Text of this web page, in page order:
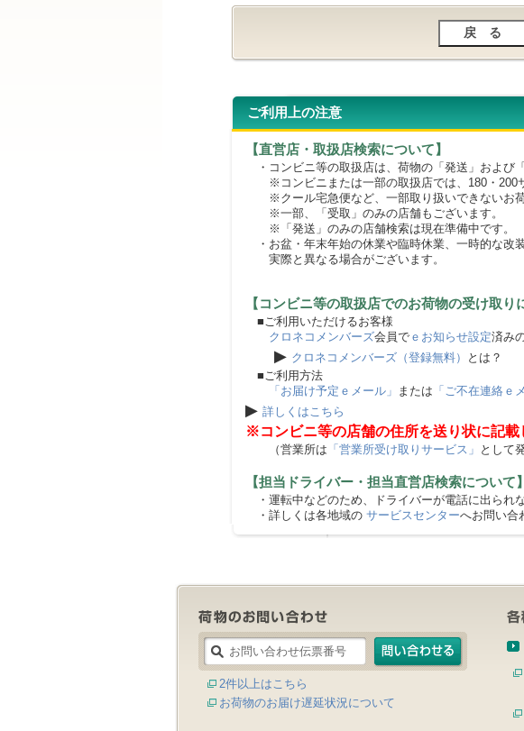
ご利用上の注意
【直営店・取扱店検索について】
・コンビニ等の取扱店は、荷物の「発送」および
※コンビニまたは一部の取扱店では、180・200サ
※クール宅急便など、一部取り扱いできないお荷
※一部、「受取」のみの店舗もございます。
※「発送」のみの店舗検索は現在準備中です。
・お盆・年末年始の休業や臨時休業、一時的な改
実際と異なる場合がございます。
【コンビニ等の取扱店でのお荷物の受け取
■ご利用いただけるお客様
クロネコメンバーズ会員で ｅお知らせ設定済み
▶ クロネコメンバーズ（登録無料）
とは？
■ご利用方法
「お届け予定ｅメール」 または 「ご不在連絡ｅ
▶ 詳しくはこちら
※コンビニ等の店舗の住所を送り状に記載
（営業所は 「営業所受け取りサービス」 として
【担当ドライバー・担当直営店検索について】
・運転中などのため、ドライバーが電話に出られ
・詳しくは各地域の サービスセンターへお問い合
2件以上はこちら
お荷物のお届け遅延状況について